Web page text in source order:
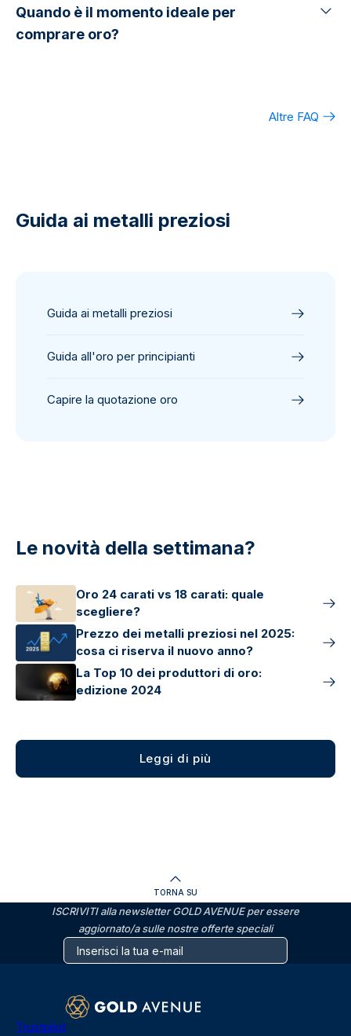
Quando è il momento ideale per
comprare oro?
Altre FAQ
Guida ai metalli preziosi
Guida ai metalli preziosi
Guida all'oro per principianti
Capire la quotazione oro
Le novità della settimana?
Oro 24 carati vs 18 carati: quale
scegliere?
Prezzo dei metalli preziosi nel 2025:
cosa ci riserva il nuovo anno?
La Top 10 dei produttori di oro:
edizione 2024
Leggi di più
TORNA SU
ISCRIVITI alla newsletter GOLD AVENUE per essere
aggiornato/a sulle nostre offerte speciali
Trustpilot